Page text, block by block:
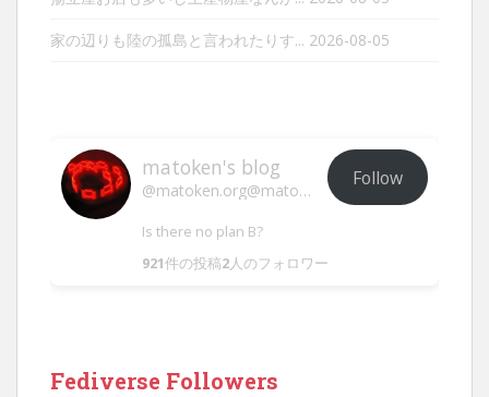
家の辺りも陸の孤島と言われたりす... 2026-08-05
matoken's blog
@matoken.org@matoken.org
Follow
Is there no plan B?
921件の投稿2人のフォロワー
Fediverse Followers